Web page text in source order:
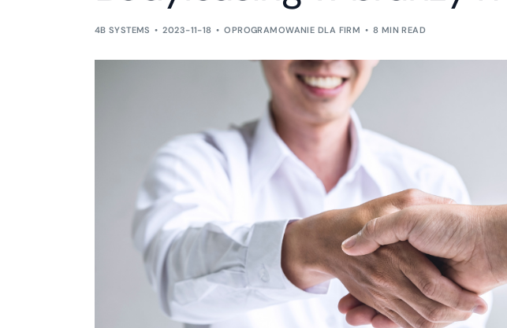
4B SYSTEMS 2023-11-18 OPROGRAMOWANIE DLA FIRM 8 MIN READ